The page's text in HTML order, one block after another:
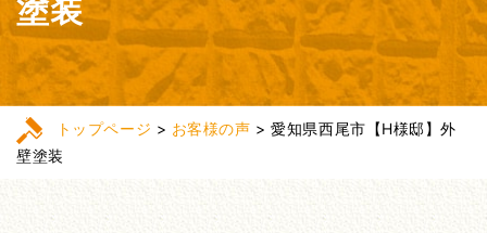
塗装
トップページ > お客様の声 >愛知県西尾市【H様邸】外
壁塗装